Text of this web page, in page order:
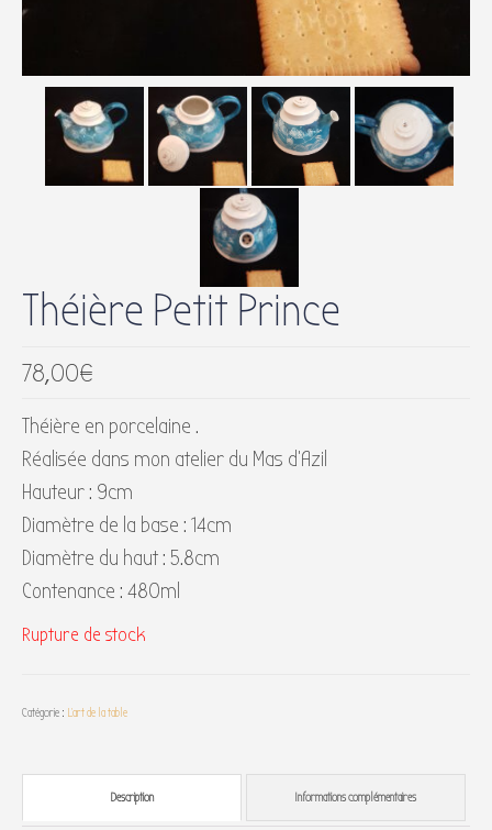
Théière Petit Prince
78,00€
Théière en porcelaine .
Réalisée dans mon atelier du Mas d’Azil
Hauteur : 9cm
Diamètre de la base : 14cm
Diamètre du haut : 5.8cm
Contenance : 480ml
Rupture de stock
Catégorie : L'art de la table
Description Informations complémentaires